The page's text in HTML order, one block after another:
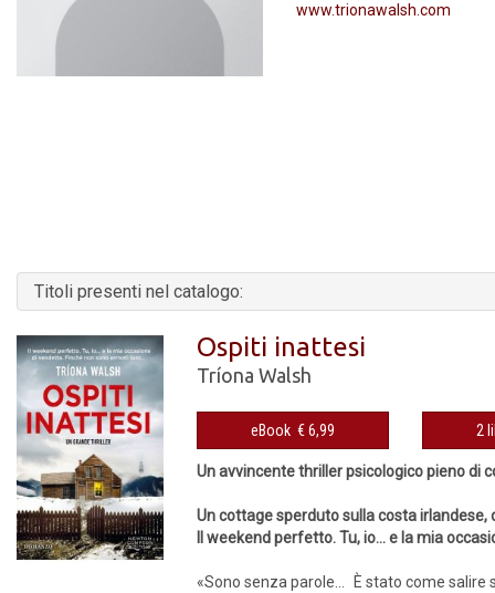
www.trionawalsh.com
Titoli presenti nel catalogo:
Ospiti inattesi
Tríona Walsh
eBook € 6,99 2
Un avvincente thriller psicologico pieno di
Un cottage sperduto sulla costa
Il weekend perfetto. Tu, io... e la mia
«Sono senza parole... È stato come salire